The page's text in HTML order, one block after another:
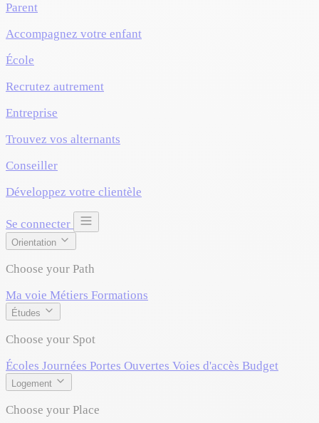
Parent
Accompagnez votre enfant
École
Recrutez autrement
Entreprise
Trouvez vos alternants
Conseiller
Développez votre clientèle
Se connecter
Orientation
Choose your Path
Ma voie Métiers Formations
Études
Choose your Spot
Écoles Journées Portes Ouvertes Voies d'accès Budget
Logement
Choose your Place